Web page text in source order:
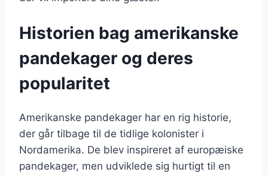
Historien bag amerikanske
pandekager og deres
popularitet
Amerikanske pandekager har en rig historie,
der går tilbage til de tidlige kolonister i
Nordamerika. De blev inspireret af europæiske
pandekager, men udviklede sig hurtigt til en